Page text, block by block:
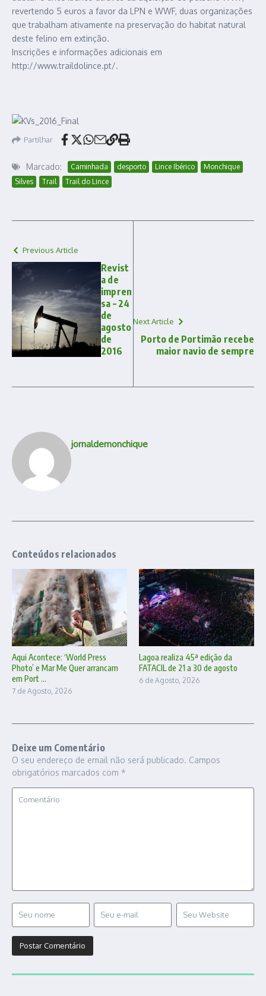
revertendo 5 euros a favor da LPN e WWF, duas organizações
que trabalham ativamente na preservação do habitat natural
deste felino em extinção.
Inscrições e informações adicionais em
http://www.traildolince.pt/.
Partilhar
Marcado: Caminhada desporto Lince Ibérico
Monchique
Silves
Trail Trail do Lince
Previous Article
Revist
a de
impren
sa – 24
de
agosto
de
2016
Next Article
Porto de Portimão recebe
maior navio de sempre
jornaldemonchique
Conteúdos relacionados
Aqui Acontece: ‘World Press
Photo’ e Mar Me Quer arrancam
em Port ...
7 de Agosto, 2026
Lagoa realiza 45ª edição da
FATACIL de 21 a 30 de agosto
6 de Agosto, 2026
Deixe um Comentário
O seu endereço de email não será publicado. Campos
obrigatórios marcados com *